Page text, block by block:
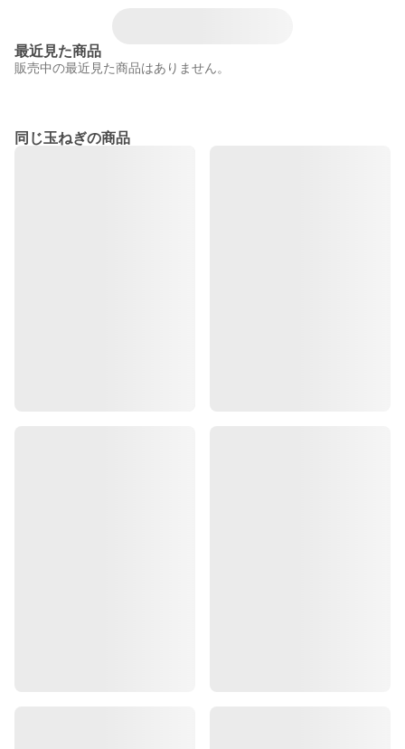
最近見た商品
販売中の最近見た商品はありません。
同じ玉ねぎの商品